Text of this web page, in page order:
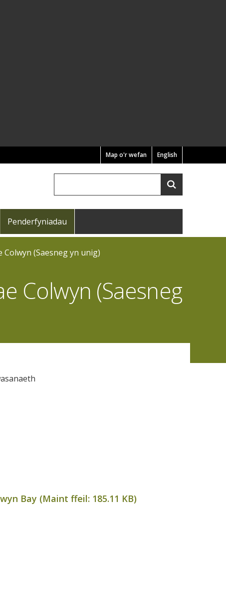
English
Map o'r wefan
Search
Penderfyniadau
Colwyn (Saesneg yn unig)
Colwyn (Saesneg
Bay (Maint ffeil: 185.11 KB)